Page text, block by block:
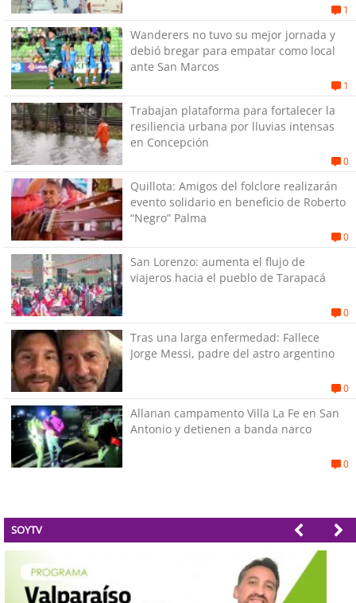
1
Wanderers no tuvo su mejor jornada y
debió bregar para empatar como local
ante San Marcos
1
Trabajan plataforma para fortalecer la
resiliencia urbana por lluvias intensas
en Concepción
0
Quillota: Amigos del folclore realizarán
evento solidario en beneficio de Roberto
“Negro” Palma
0
San Lorenzo: aumenta el flujo de
viajeros hacia el pueblo de Tarapacá
0
Tras una larga enfermedad: Fallece
Jorge Messi, padre del astro argentino
0
Allanan campamento Villa La Fe en San
Antonio y detienen a banda narco
0
SOYTV